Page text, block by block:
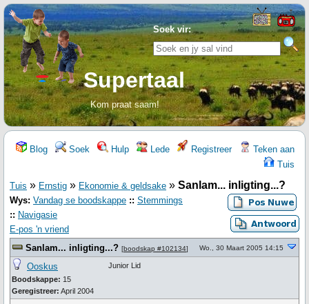
Soek vir:
Supertaal
Kom praat saam!
Blog Soek Hulp Lede Registreer
Teken aan
Tuis
Tuis » Ernstig » Ekonomie & geldsake » Sanlam... inligting...?
Wys: Vandag se boodskappe :: Stemmings
:: Navigasie
E-pos 'n vriend
Sanlam... inligting...? [boodskap #102134] Wo., 30 Maart 2005 14:15
Ooskus
Boodskappe: 15
Geregistreer: April 2004
Junior Lid